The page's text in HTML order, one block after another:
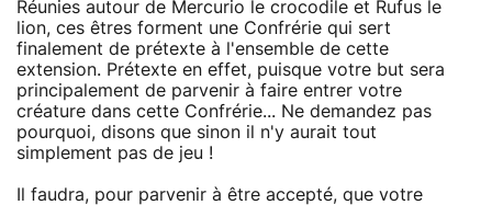
Réunies autour de Mercurio le crocodile et Rufus le
lion, ces êtres forment une Confrérie qui sert
finalement de prétexte à l'ensemble de cette
extension. Prétexte en effet, puisque votre but sera
principalement de parvenir à faire entrer votre
créature dans cette Confrérie... Ne demandez pas
pourquoi, disons que sinon il n'y aurait tout
simplement pas de jeu !
Il faudra, pour parvenir à être accepté, que votre